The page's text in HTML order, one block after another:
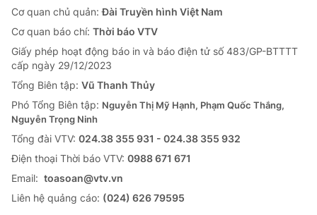
Cơ quan chủ quản:Đài Truyền hình Việt Nam
Cơ quan báo chí: Thời báo VTV
Giấy phép hoạt động báo in và báo điện tử số 483/GP-BTTTT
cấp ngày 29/12/2023
Tổng Biên tập: Vũ Thanh Thủy
Phó Tổng Biên tập: Nguyễn Thị Mỹ Hạnh, Phạm Quốc Thắng,
Nguyễn Trọng Ninh
Tổng đài VTV: 024.38 355 931 - 024.38 355 932
Ðiện thoại Thời báo VTV: 0988 671 671
Email: toasoan@vtv.vn
Liên hệ quảng cáo: (024) 626 79595